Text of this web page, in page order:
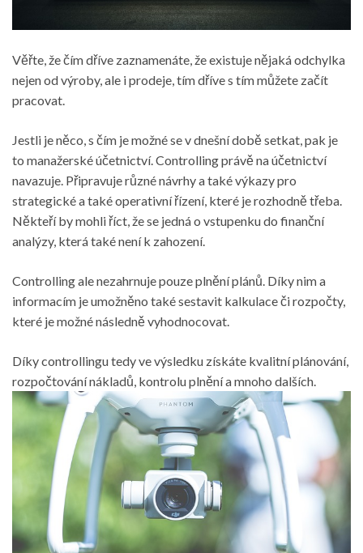
Věřte, že čím dříve zaznamenáte, že existuje nějaká odchylka
nejen od výroby, ale i prodeje, tím dříve s tím můžete začít
pracovat.
Jestli je něco, s čím je možné se v dnešní době setkat, pak je
to manažerské účetnictví.Controllingprávě na účetnictví
navazuje. Připravuje různé návrhy a také výkazy pro
strategické a také operativní řízení, které je rozhodně třeba.
Někteří by mohli říct, že se jedná o vstupenku do finanční
analýzy, která také není k zahození.
Controlling ale nezahrnuje pouze plnění plánů. Díky nim a
informacím je umožněno také sestavit kalkulace či rozpočty,
které je možné následně vyhodnocovat.
Díky controllingu tedy ve výsledku získáte kvalitní plánování,
rozpočtování nákladů, kontrolu plnění a mnoho dalších.